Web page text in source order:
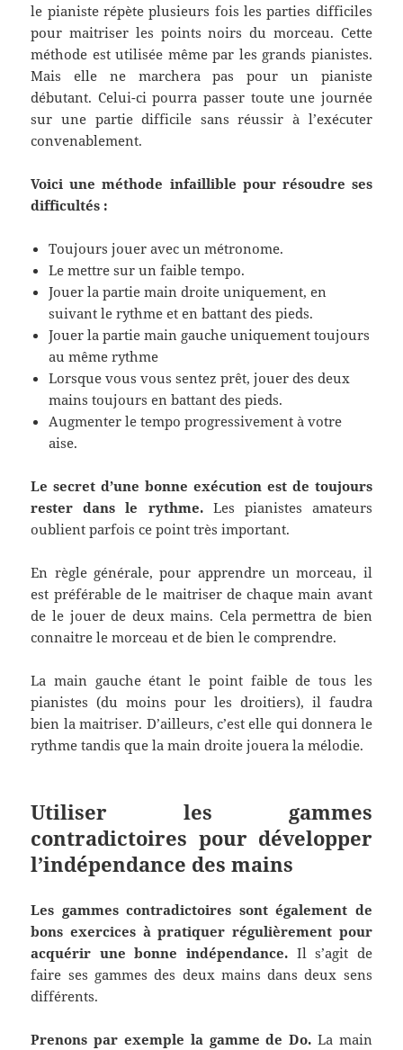
le pianiste répète plusieurs fois les parties difficiles
pour maitriser les points noirs du morceau. Cette
méthode est utilisée même par les grands pianistes.
Mais elle ne marchera pas pour un pianiste
débutant. Celui-ci pourra passer toute une journée
sur une partie difficile sans réussir à l’exécuter
convenablement.
Voici une méthode infaillible pour résoudre ses
difficultés :
Toujours jouer avec un métronome.
Le mettre sur un faible tempo.
Jouer la partie main droite uniquement, en
suivant le rythme et en battant des pieds.
Jouer la partie main gauche uniquement toujours
au même rythme
Lorsque vous vous sentez prêt, jouer des deux
mains toujours en battant des pieds.
Augmenter le tempo progressivement à votre
aise.
Le secret d’une bonne exécution est de toujours
rester dans le rythme.Les pianistes amateurs
oublient parfois ce point très important.
En règle générale, pour apprendre un morceau, il
est préférable de le maitriser de chaque main avant
de le jouer de deux mains. Cela permettra de bien
connaitre le morceau et de bien le comprendre.
La main gauche étant le point faible de tous les
pianistes (du moins pour les droitiers), il faudra
bien la maitriser. D’ailleurs, c’est elle qui donnera le
rythme tandis que la main droite jouera la mélodie.
Utiliser les gammes
contradictoires pour développer
l’indépendance des mains
Les gammes contradictoires sont également de
bons exercices à pratiquer régulièrement pour
acquérir une bonne indépendance. Il s’agit de
faire ses gammes des deux mains dans deux sens
différents.
Prenons par exemple la gamme de Do. La main